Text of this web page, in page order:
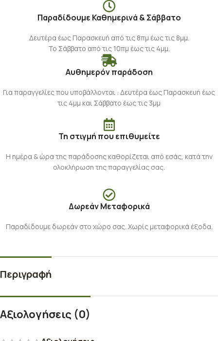
Παραδίδουμε Καθημερινά & Σάββατο
Δευτέρα έως Παρασκευή από τις 8πμ έως τις 8μμ.
Το Σάββατο από τις 10πμ έως τις 4μμ.
Αυθημερόν παράδοση
Για παραγγελίες που υποβάλλονται : Δευτέρα έως Παρασκευή έως
τις 4μμ και Σάββατο έως τις 3μμ
Τη στιγμή που επιθυμείτε
Η ημέρα & ώρα της παράδοσης καθορίζεται από εσάς, κατά την
ολοκλήρωση της παραγγελίας σας.
Δωρεάν Μεταφορικά
Παραδίδουμε δωρεάν στο χώρο σας. Χωρίς μεταφορικά έξοδα.
Περιγραφή
Αξιολογήσεις (0)